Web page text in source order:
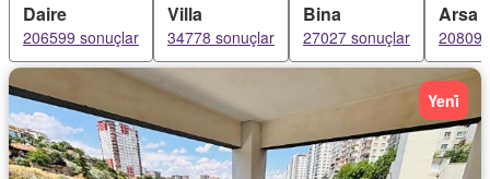
Daire
206599 sonuçlar
Villa
34778 sonuçlar
Bina
27027 sonuçlar
Arsa
20809
Yeni̇